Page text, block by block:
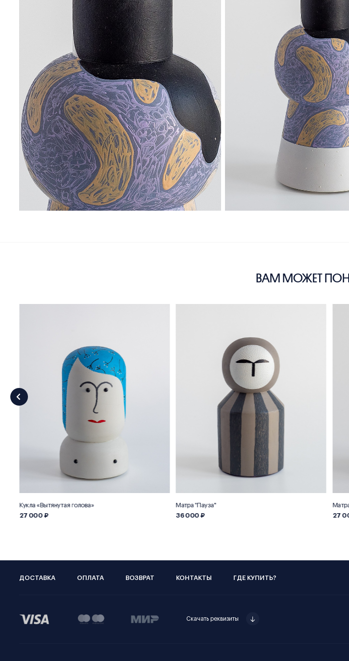
ВАМ МОЖЕТ
Кукла «Вытянутая голова»
27 000 ₽
Матра "Пауза"
36 000 ₽
27
ДОСТАВКА ОПЛАТА ВОЗВРАТ КОНТАКТЫ ГДЕ КУПИТЬ?
Скачать реквизиты